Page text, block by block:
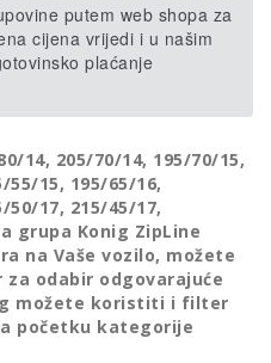
putem web shopa za
cijena vrijedi i u našim
plaćanje
14, 205/70/14, 195/70/15,
55/15, 195/65/16,
50/17, 215/45/17,
grupa Konig ZipLine
na Vaše vozilo, možete
za odabir odgovarajuće
možete koristiti i filter
početku kategorije